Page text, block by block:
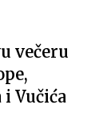
večeru
Vučića